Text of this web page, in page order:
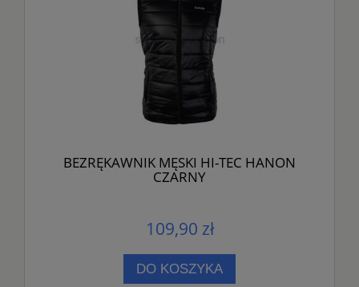
BEZRĘKAWNIK MĘSKI HI-TEC HANON
CZARNY
109,90 zł
DO KOSZYKA